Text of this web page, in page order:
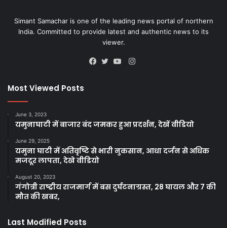
Simant Samachar is one of the leading news portal of northern
India. Committed to provide latest and authentic news to its
viewer.
Instagram
Most Viewed Posts
June 3, 2023
यमुनाघाटी में बाजार बंद जमकर हुआ प्रदर्शन, देखें वीडियो
June 29, 2025
यमुना घाटी में अतिवृष्टि से भारी नुकसान, आधा दर्जन से अधिक
मजदूर लापता, देखे वीडियो
August 20, 2023
गंगोत्री राष्ट्रीय राजमार्ग में बस दुर्घटनाग्रस्त, 28 घायल और 7 की
मौत की खबर,
Last Modified Posts